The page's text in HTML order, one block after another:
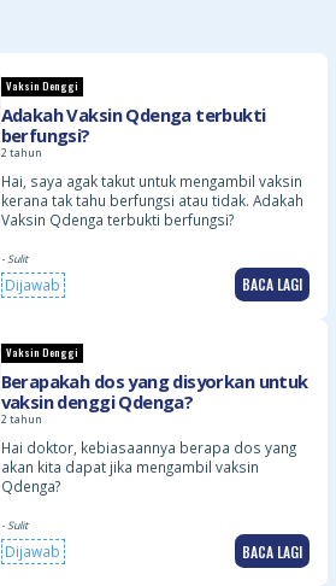
Vaksin Denggi
Adakah Vaksin Qdenga terbukti
berfungsi?
2 tahun
Hai, saya agak takut untuk mengambil vaksin
kerana tak tahu berfungsi atau tidak. Adakah
Vaksin Qdenga terbukti berfungsi?
- Sulit
Dijawab BACA LAGI
Vaksin Denggi
Berapakah dos yang disyorkan untuk
vaksin denggi Qdenga?
2 tahun
Hai doktor, kebiasaannya berapa dos yang
akan kita dapat jika mengambil vaksin
Qdenga?
- Sulit
Dijawab BACA LAGI